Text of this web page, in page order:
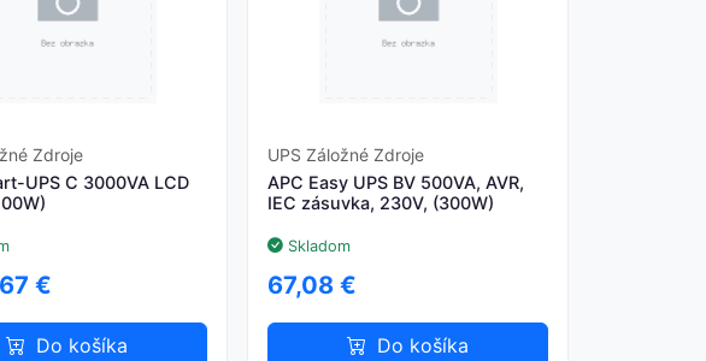
Zdroje
UPS C 3000VA LCD
€
Do košíka
UPS Záložné Zdroje
APC Easy UPS BV 500VA, AVR,
IEC zásuvka, 230V, (300W)
Skladom
67,08 €
Do košíka